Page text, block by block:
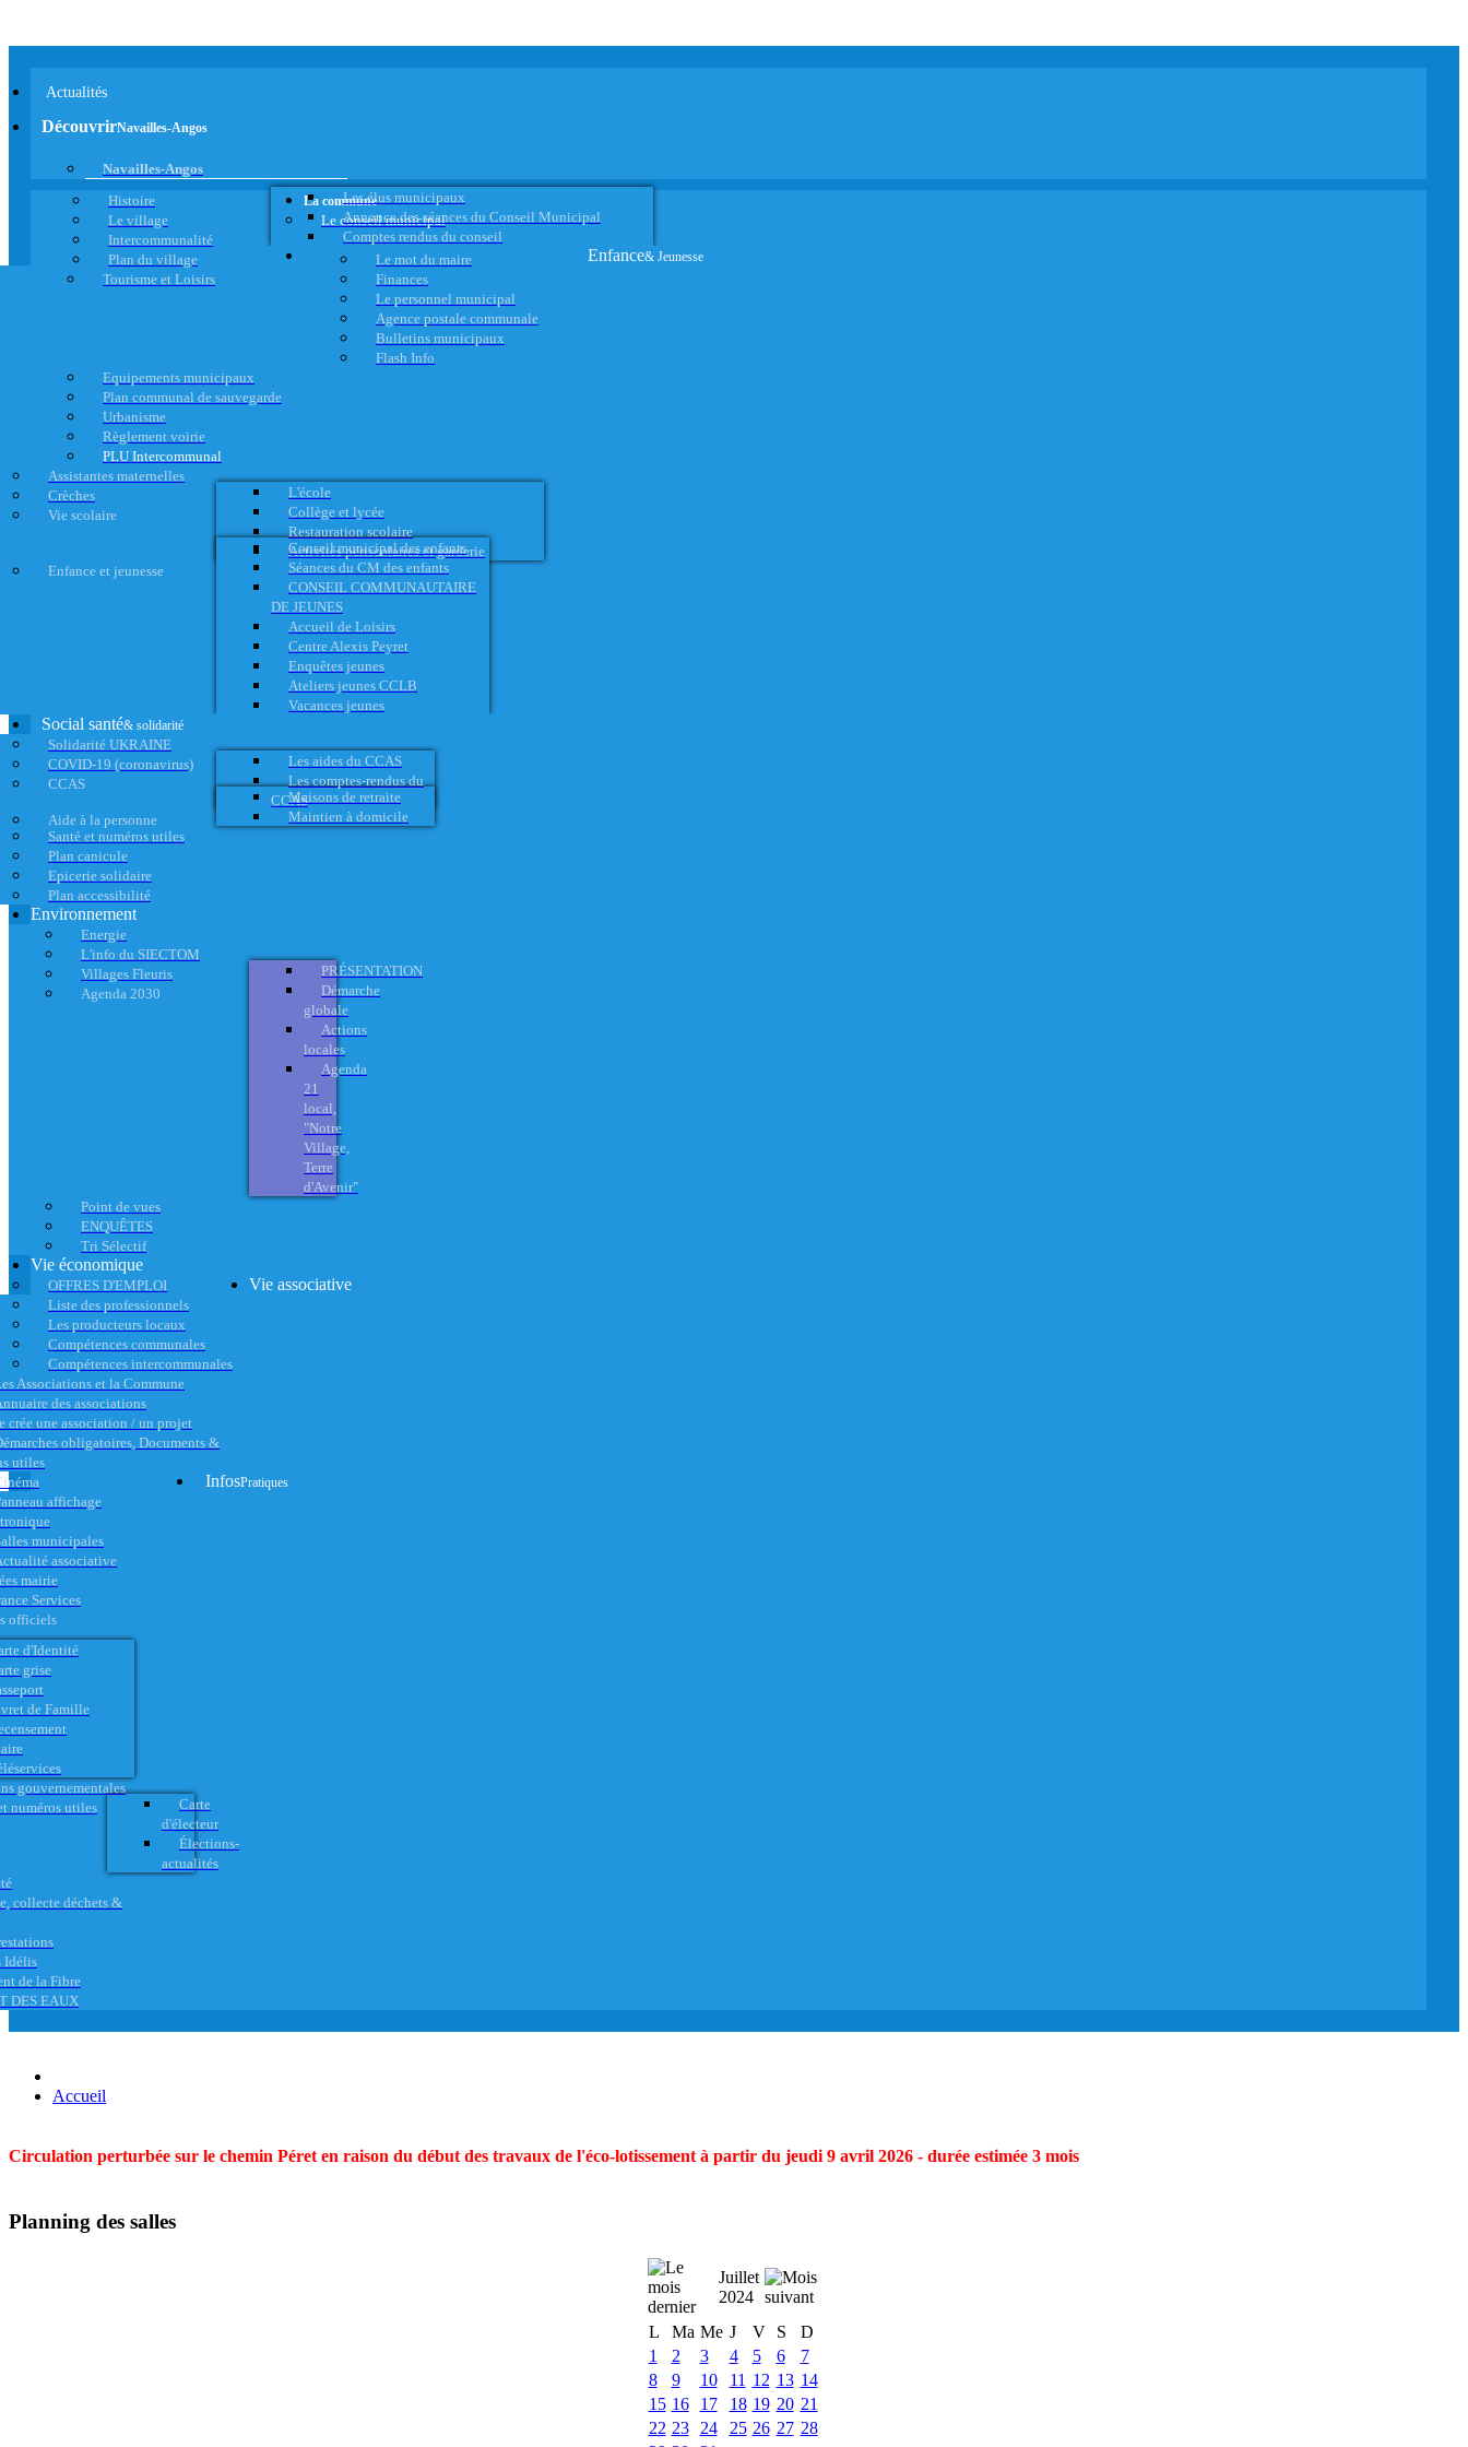
Actualités
DécouvrirNavailles-Angos
Navailles-Angos
Histoire
Le village
Intercommunalité
Plan du village
Tourisme et Loisirs
La commune
Le conseil municipal
Les élus municipaux
Annonce des séances du Conseil Municipal
Comptes rendus du conseil
Le mot du maire
Finances
Le personnel municipal
Agence postale communale
Bulletins municipaux
Flash Info
Equipements municipaux
Plan communal de sauvegarde
Urbanisme
Règlement voirie
PLU Intercommunal
Enfance& Jeunesse
Assistantes maternelles
Crèches
Vie scolaire
L'école
Collège et lycée
Restauration scolaire
Activités périscolaires et garderie
Enfance et jeunesse
Conseil municipal des enfants
Séances du CM des enfants
CONSEIL COMMUNAUTAIRE
DE JEUNES
Accueil de Loisirs
Centre Alexis Peyret
Enquêtes jeunes
Ateliers jeunes CCLB
Vacances jeunes
Social santé& solidarité
Solidarité UKRAINE
COVID-19 (coronavirus)
CCAS
Les aides du CCAS
Les comptes-rendus du
CCAS
Aide à la personne
Maisons de retraite
Maintien à domicile
Santé et numéros utiles
Plan canicule
Epicerie solidaire
Plan accessibilité
Environnement
Energie
L'info du SIECTOM
Villages Fleuris
Agenda 2030
PRÉSENTATION
Démarche
globale
Actions
locales
Agenda
21
local,
"Notre
Village,
Terre
d'Avenir"
Point de vues
ENQUÊTES
Tri Sélectif
Vie économique
OFFRES D'EMPLOI
Liste des professionnels
Les producteurs locaux
Compétences communales
Compétences intercommunales
Vie associative
Associations et la Commune
des associations
crée une association / un projet
obligatoires, Documents &
utiles
affichage
municipales
associative
InfosPratiques
mairie
Services
officiels
d'Identité
grise
de Famille
gouvernementales
numéros utiles
Carte
d'électeur
Élections-
actualités
collecte déchets &
Idélis
de la Fibre
DES EAUX
Accueil
Circulation perturbée sur le chemin Péret en raison du début des travaux de l'éco-lotissement à partir du jeudi 9 avril 2026 - durée estimée 3 mois
Planning des salles
Juillet
2024
L
Ma Me J V S
D
1
2 3 4 5 6
7
8
9 10 11 12 13 14
15 16 17 18 19 20 21
22 23 24 25 26 27 28